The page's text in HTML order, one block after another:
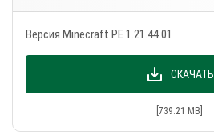
Версия Minecraft PE 1.21.44.01
СКАЧАТЬ
[739.21 MB]